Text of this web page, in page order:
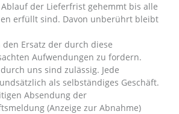
der Lieferfrist gehemmt bis alle
erfüllt sind. Davon unberührt bleibt
den Ersatz der durch diese
Aufwendungen zu fordern.
uns sind zulässig. Jede
als selbständiges Geschäft.
Absendung der
(Anzeige zur Abnahme)